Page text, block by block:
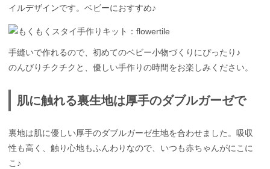
イルデザインです。ベビーにおすすめ♪
手縫いで作れるので、初めてのベビー小物づくりにぴったり♪
のんびりチクチクと、優しい手作りの時間をお楽しみください。
肌に触れる裏生地は厚手のダブルガーゼで
裏地は肌に優しい厚手のダブルガーゼ生地を合わせました。吸収
性も高く、触り心地もふんわりなので、いつも赤ちゃんがにこに
こ♪